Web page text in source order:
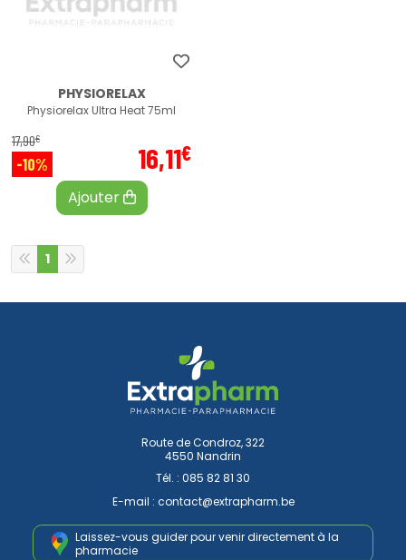
PHYSIORELAX
Physiorelax Ultra Heat 75ml
17,90€
-10% 16,11€
Ajouter
1
Route de Condroz, 322
4550 Nandrin
Tél. : 085 82 81 30
E-mail : contact@extrapharm.be
Laissez-vous guider pour venirdirectement à la
pharmacie